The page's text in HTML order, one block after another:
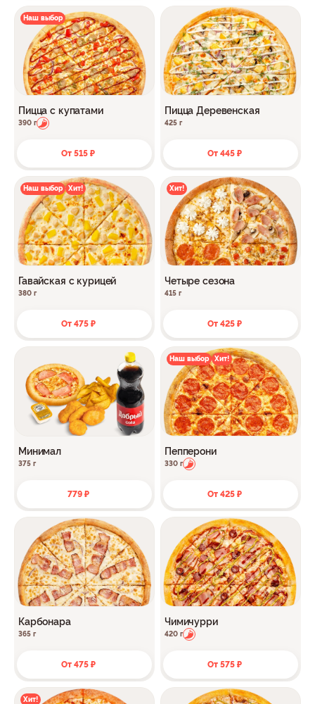
Наш выбор
Пицца с купатами
390 г
От 515 ₽
Пицца Деревенская
425 г
От 445 ₽
Наш выбор Хит!
Гавайская с курицей
380 г
От 475 ₽
Хит!
Четыре сезона
415 г
От 425 ₽
Минимал
375 г
779 ₽
Наш выбор Хит!
Пепперони
330 г
От 425 ₽
Карбонара
365 г
От 475 ₽
Чимичурри
420 г
От 575 ₽
Хит!